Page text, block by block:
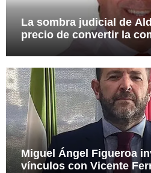
La sombra judicial de
precio de convertir la
Miguel Ángel Figueroa
vínculos con Vicente